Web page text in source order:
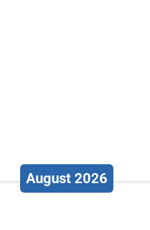
August 2026